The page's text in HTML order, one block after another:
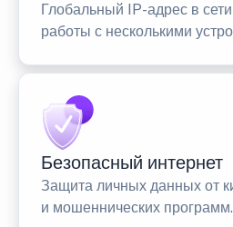
Глобальный IP-адрес в
работы с несколькими
Безопасный интернет
Защита личных данных от
и мошеннических программ.